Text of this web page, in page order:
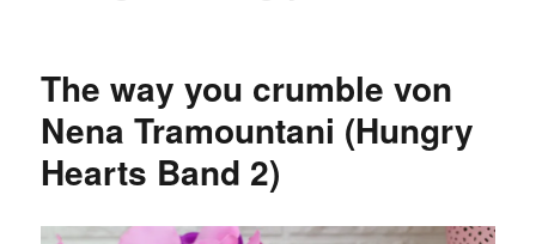
The way you crumble von
Nena Tramountani (Hungry
Hearts Band 2)